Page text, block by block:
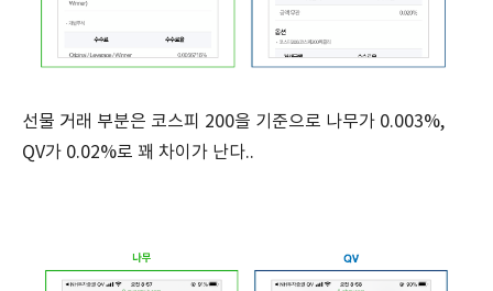
선물 거래 부분은 코스피 200을 기준으로 나무가 0.003%,
QV가 0.02%로 꽤 차이가 난다..